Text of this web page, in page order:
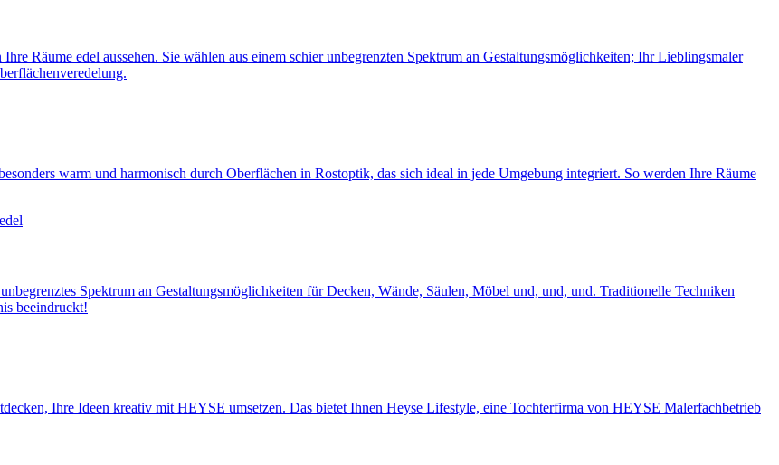
Räume edel aussehen. Sie wählen aus einem schier unbegrenzten Spektrum an Gestaltungs­möglichkeiten; Ihr Lieblingsmaler
warm und harmonisch durch Oberflächen in Rostoptik, das sich ideal in jede Umgebung integriert. So werden Ihre Räume
Spektrum an Gestaltungs­möglichkeiten für Decken, Wände, Säulen, Möbel und, und, und. Traditionelle Techniken
beeindruckt!
Ihre Ideen kreativ mit HEYSE umsetzen. Das bietet Ihnen Heyse Lifestyle, eine Tochterfirma von HEYSE Malerfachbetrieb